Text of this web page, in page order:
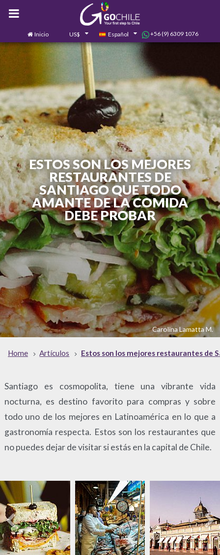
Inicio US$ Español +56 (9) 6309 1076
Contáctanos
ESTOS SON LOS MEJORES
RESTAURANTES DE
SANTIAGO QUE TODO
AMANTE DE LA COMIDA
DEBE PROBAR
Carolina Lamatta M.
Home Artículos Estos son los mejores restaurantes de
Santiago es cosmopolita, tiene una vibrante vida
nocturna, es destino favorito para compras y sobre
todo uno de los mejores en Latinoamérica en lo que a
gastronomía respecta. Estos son los restaurantes que
no puedes dejar de visitar si estás en la capital de Chile.